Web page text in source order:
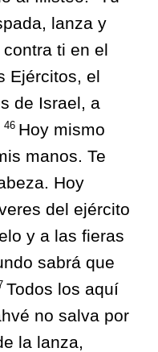
lanza y
ti en el
Ejércitos, el
de Israel, a
46 Hoy mismo
manos. Te
Hoy
del ejército
y a las fieras
sabrá que
Todos los aquí
no salva por
la lanza,